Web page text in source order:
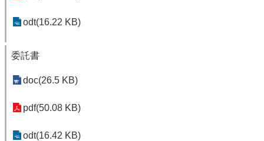
私
宣
告
政
網
資
odt(16.22 KB)
委託書
doc(26.5 KB)
pdf(50.08 KB)
odt(16.42 KB)